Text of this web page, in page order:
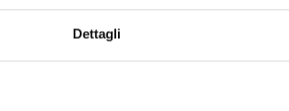
Dettagli